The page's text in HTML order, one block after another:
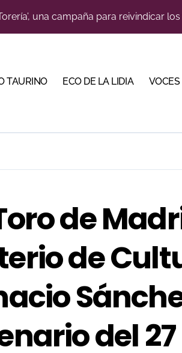
Valentín Rivas
Puertas Grandes de Madrid en una
a Madrid en busca del premio que se
corrida de gran trapío para la
TAURINO ECO DE LA LIDIA
de
de
del 27